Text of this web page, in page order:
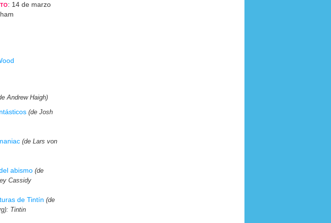
: 14 de marzo
Andrew Haigh)
(de Josh
(de Lars von
abismo (de
Cassidy
de Tintín (de
: Tintin